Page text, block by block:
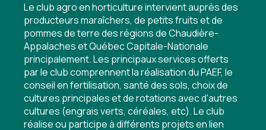
Le club agro en horticulture intervient auprès des
producteurs maraîchers, de petits fruits et de
pommes de terre des régions de Chaudière-
Appalaches et Québec Capitale-Nationale
principalement. Les principaux services offerts
par le club comprennent la réalisation du PAEF, le
conseil en fertilisation, santé des sols, choix de
cultures principales et de rotations avec d'autres
cultures (engrais verts, céréales, etc). Le club
réalise ou participe à différents projets en lien